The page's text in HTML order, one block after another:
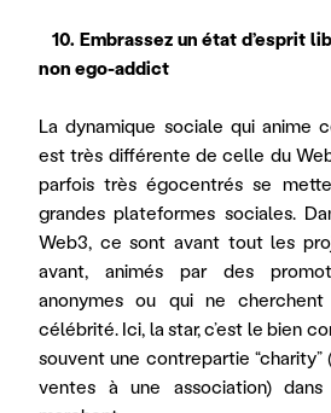
10. Embrassez un état d’esprit
non ego-addict
La dynamique sociale qui anime
est très différente de celle du
parfois très égocentrés se
grandes plateformes sociales.
Web3, ce sont avant tout les
avant, animés par des
anonymes ou qui ne
célébrité. Ici, la star, c’est le bien
souvent une contrepartie “charity”
ventes à une association)